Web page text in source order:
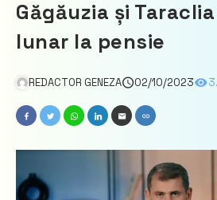
Găgăuzia și
lunar la pensie
REDACTOR GENEZA 02/10/2023